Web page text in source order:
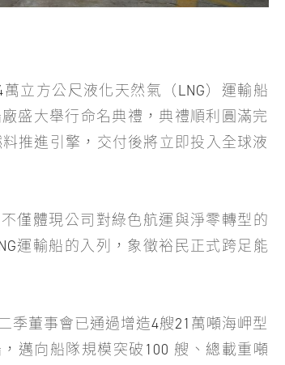
立方公尺液化天然氣（LNG）運輸船
廠盛大舉行命名典禮，典禮順利圓滿完
推進引擎，交付後將立即投入全球液
僅體現公司對綠色航運與淨零轉型的
運輸船的入列，象徵裕民正式跨足能
季董事會已通過增造4艘21萬噸海岬型
邁向船隊規模突破100 艘、總載重噸